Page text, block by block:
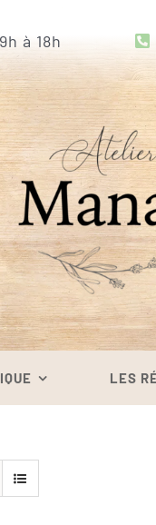
à 18h
LES